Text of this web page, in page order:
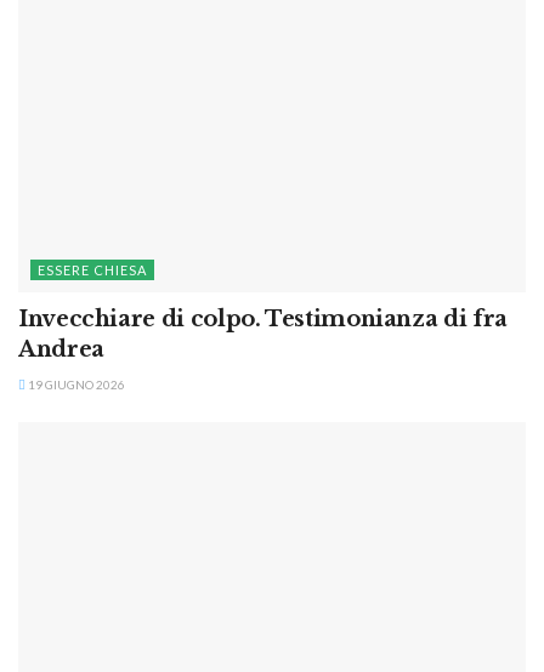
ESSERE CHIESA
Invecchiare di colpo. Testimonianza di fra
Andrea
19 GIUGNO 2026